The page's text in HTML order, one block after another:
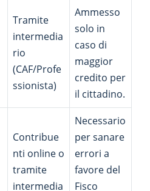
Tramite
intermedia
rio
(CAF/Profe
ssionista)
Ammesso
solo in
caso di
maggior
credito per
il cittadino.
Contribue
nti online o
tramite
intermedia
Necessario
per sanare
errori a
favore del
Fisco